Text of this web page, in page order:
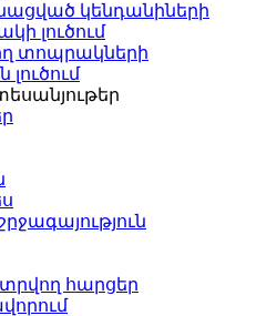
կենդանիների
լուծում
տոպրակների
հարցեր